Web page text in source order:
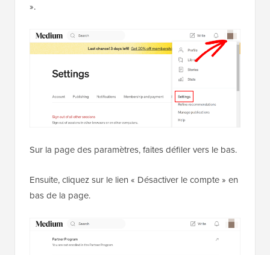
».
Sur la page des paramètres, faites défiler vers le bas.
Ensuite, cliquez sur le lien « Désactiver le compte » en
bas de la page.